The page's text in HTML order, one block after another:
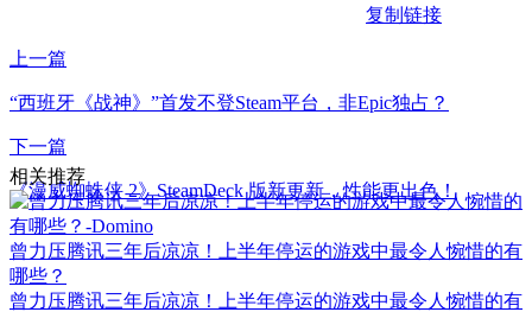
复制链接
上一篇
“西班牙《战神》”首发不登Steam平台，非Epic独占？
下一篇
《漫威蜘蛛侠 2》SteamDeck 版新更新，性能更出色！
相关推荐
曾力压腾讯三年后凉凉！上半年停运的游戏中最令人惋惜的有
哪些？
曾力压腾讯三年后凉凉！上半年停运的游戏中最令人惋惜的有